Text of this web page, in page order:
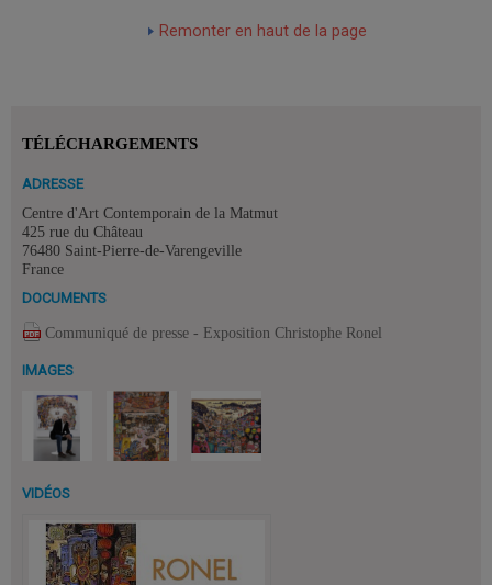
Remonter en haut de la page
TÉLÉCHARGEMENTS
ADRESSE
Centre d'Art Contemporain de la Matmut
425 rue du Château
76480 Saint-Pierre-de-Varengeville
France
DOCUMENTS
Communiqué de presse - Exposition Christophe Ronel
IMAGES
VIDÉOS